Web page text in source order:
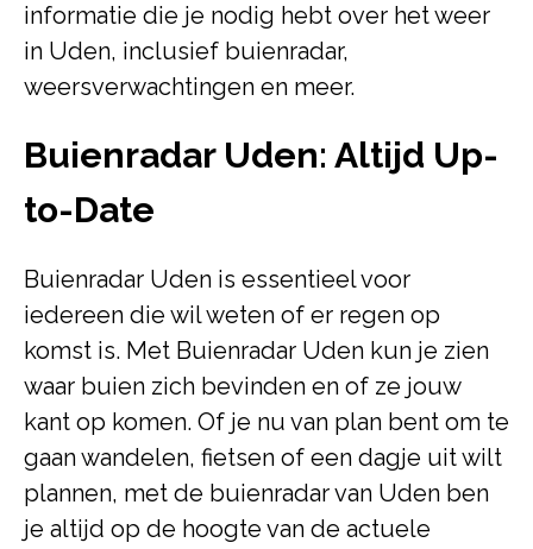
informatie die je nodig hebt over het weer
in Uden, inclusief buienradar,
weersverwachtingen en meer.
Buienradar Uden: Altijd Up-
to-Date
Buienradar Uden is essentieel voor
iedereen die wil weten of er regen op
komst is. Met Buienradar Uden kun je zien
waar buien zich bevinden en of ze jouw
kant op komen. Of je nu van plan bent om te
gaan wandelen, fietsen of een dagje uit wilt
plannen, met de buienradar van Uden ben
je altijd op de hoogte van de actuele